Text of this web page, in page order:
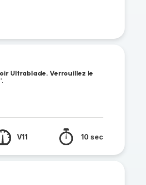
Ultrablade. Verrouillez le
V11 10 sec